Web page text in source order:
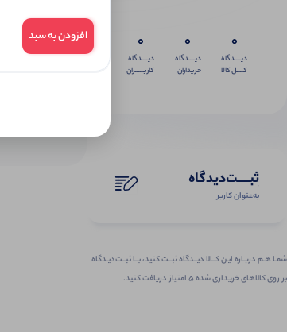
0
دیــــدگاه
کــــل کالا
0
دیــــدگاه
خریداران
0
دیــــدگاه
کاربـــــران
ثبـــــت‌دیدگاه
به‌عنوان کاربر
شمـا هـم دربـاره ایـن کــالا دیــدگاه ثبــت کنید، بــا ثبــت‌دیـدگاه
بر روی کالاهای خریداری شده ۵ امتیاز دریافت کنید.
افزودن به سبد